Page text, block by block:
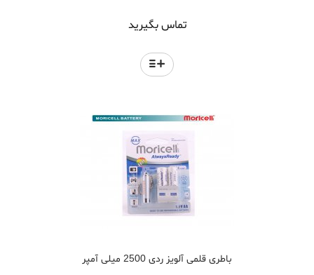
تماس بگیرید
باطری قلمی آلویز ردی 2500 میلی آمپر